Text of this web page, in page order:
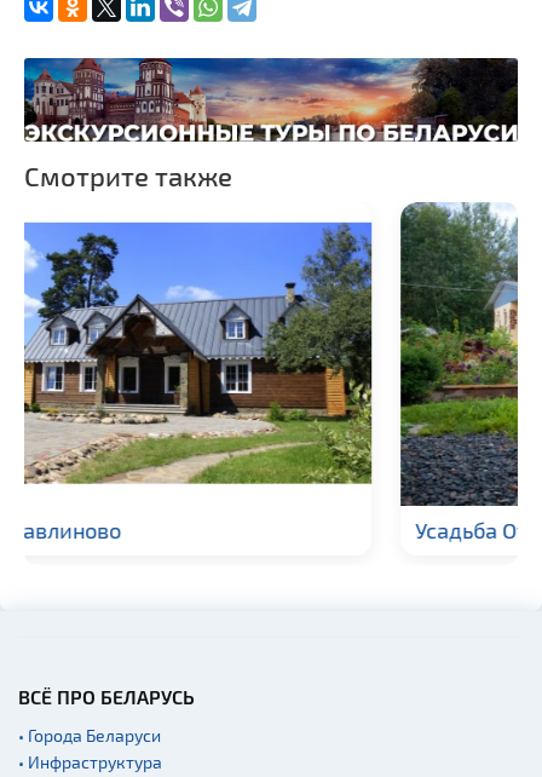
Смотрите также
Усадьба Отдых плюс
ВСЁ ПРО БЕЛАРУСЬ
• Города Беларуси
• Инфраструктура